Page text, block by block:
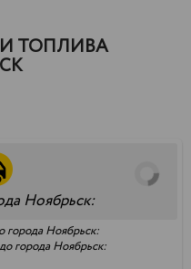
ТОПЛИВА
Ноябрьск:
города Ноябрьск:
города Ноябрьск: